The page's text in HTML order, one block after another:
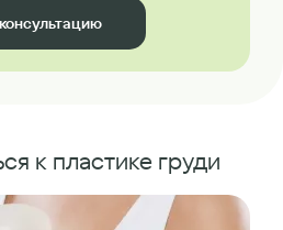
к пластике груди